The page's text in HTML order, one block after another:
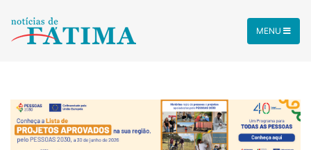
MENU